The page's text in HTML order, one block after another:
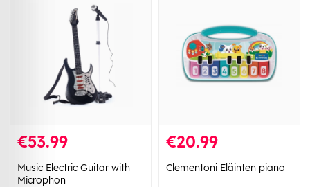
€53.99
Music Electric Guitar with
Microphon
€20.99
Clementoni Eläinten piano